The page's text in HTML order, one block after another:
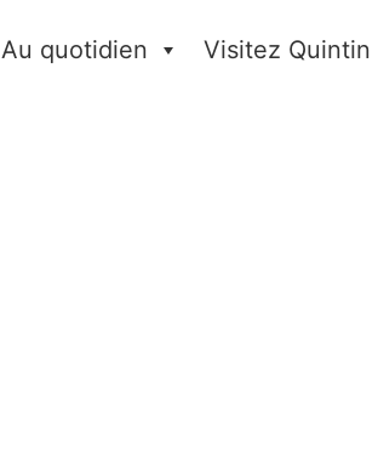
Au quotidien Visitez Quintin